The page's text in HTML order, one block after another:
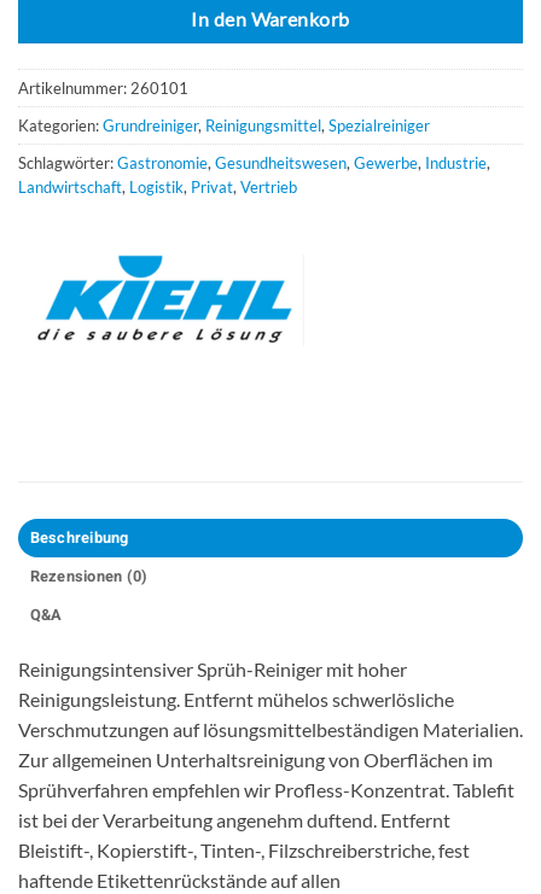
In den Warenkorb
Artikelnummer: 260101
Kategorien:Grundreiniger, Reinigungsmittel, Spezialreiniger
Schlagwörter:Gastronomie, Gesundheitswesen, Gewerbe, Industrie,
Landwirtschaft, Logistik, Privat, Vertrieb
Beschreibung
Rezensionen (0)
Q&A
Reinigungsintensiver Sprüh-Reiniger mit hoher
Reinigungsleistung. Entfernt mühelos schwerlösliche
Verschmutzungen auf lösungsmittelbeständigen Materialien.
Zur allgemeinen Unterhaltsreinigung von Oberflächen im
Sprühverfahren empfehlen wir Profless-Konzentrat. Tablefit
ist bei der Verarbeitung angenehm duftend. Entfernt
Bleistift-, Kopierstift-, Tinten-, Filzschreiberstriche, fest
haftende Etikettenrückstände auf allen